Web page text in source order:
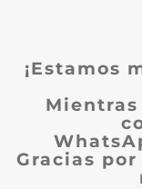
¡Estamos
Gracias